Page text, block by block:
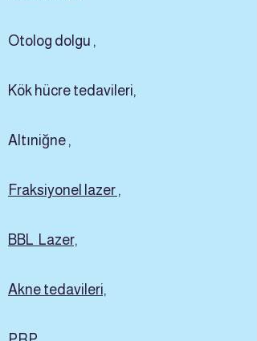
Otolog dolgu ,
Kök hücre tedavileri,
Altıniğne ,
Fraksiyonel lazer ,
BBL Lazer,
Akne tedavileri,